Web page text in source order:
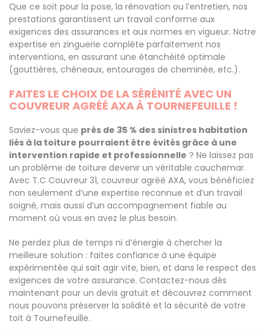
Que ce soit pour la pose, la rénovation ou l’entretien, nos
prestations garantissent un travail conforme aux
exigences des assurances et aux normes en vigueur. Notre
expertise en zinguerie complète parfaitement nos
interventions, en assurant une étanchéité optimale
(gouttières, chéneaux, entourages de cheminée, etc.).
FAITES LE CHOIX DE LA SÉRÉNITÉ AVEC UN
COUVREUR AGRÉÉ AXA À TOURNEFEUILLE !
Saviez-vous que près de 35 % des sinistres habitation
liés à la toiture pourraient être évités grâce à une
intervention rapide et professionnelle ? Ne laissez pas
un problème de toiture devenir un véritable cauchemar.
Avec T.C Couvreur 31, couvreur agréé AXA, vous bénéficiez
non seulement d’une expertise reconnue et d’un travail
soigné, mais aussi d’un accompagnement fiable au
moment où vous en avez le plus besoin.
Ne perdez plus de temps ni d’énergie à chercher la
meilleure solution : faites confiance à une équipe
expérimentée qui sait agir vite, bien, et dans le respect des
exigences de votre assurance. Contactez-nous dès
maintenant pour un devis gratuit et découvrez comment
nous pouvons préserver la solidité et la sécurité de votre
toit à Tournefeuille.